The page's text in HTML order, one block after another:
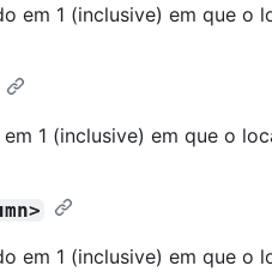
em 1 (inclusive) em que o
1 (inclusive) em que o
em 1 (inclusive) em que o